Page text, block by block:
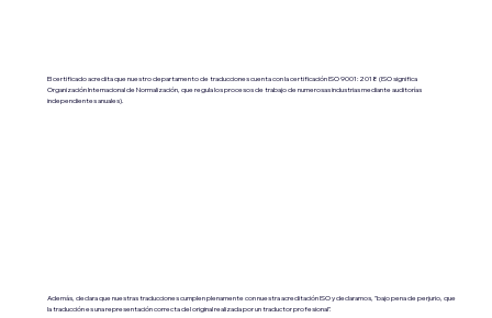
El certificado acredita que nuestro departamento de traducciones cuenta con la certificación ISO 9001:2018 (ISO significa
Organización Internacional de Normalización, que regula los procesos de trabajo de numerosas industrias mediante auditorías
independientes anuales).
Además, declara que nuestras traducciones cumplen plenamente con nuestra acreditación ISO y declaramos, "bajo pena de perjurio, que
la traducción es una representación correcta del original realizada por un traductor profesional".